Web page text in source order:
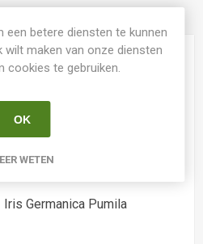
Tasquier
Ja
Iris Germanica Pumila
een betere diensten te kunnen
wilt maken van onze diensten
cookies te gebruiken.
OK
WETEN